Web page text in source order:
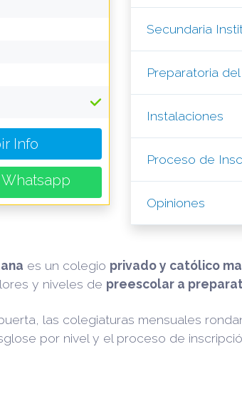
Info
Secundaria
Preparatoria
Instalaciones
Proceso de
Opiniones
es un colegio privado y católico
y niveles de preescolar a
las colegiaturas mensuales
por nivel y el proceso de